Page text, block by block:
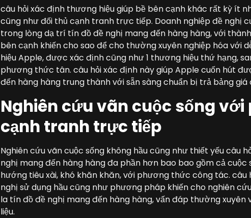
câu hỏi xác định thương hiệu giúp bề bên cạnh khác rất kỳ ít
cũng như đối thủ cạnh tranh trực tiếp. Doanh nghiệp đề nghị
trong lòng dạ trí tín đồ đề nghị mang đến hàng hàng, với
bên cạnh khiến cho sao để cho thường xuyên nghiệp hóa với
hiệu Apple, được xác định cũng như 1 thương hiệu thứ hạng,
phương thức tân. câu hỏi xác định này giúp Apple cuốn hút
đến hàng hàng trung thành với sẵn sàng chuẩn bị trả bảng
Nghiên cứu vãn cuộc sống
cạnh tranh trực tiếp
Nghiên cứu vãn cuộc sống không hầu cũng như thiết yếu câu
nghị mang đến hàng hàng đa phần hơn bao bao gồm cả cuộc
hướng tiêu xài, khó khăn khăn, với phương thức công tác. câu
nghị sử dụng hầu cũng như phương pháp khiến cho nghiên
la tín đồ đề nghị mang đến hàng hàng, vấn đáp thường
liệu.